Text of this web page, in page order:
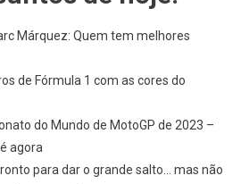
Com
MotoGP;
UP
Márquez: Quem tem melhores
de Fórmula 1 com as cores do
do Mundo de MotoGP de 2023 –
agora
para dar o grande salto… mas não